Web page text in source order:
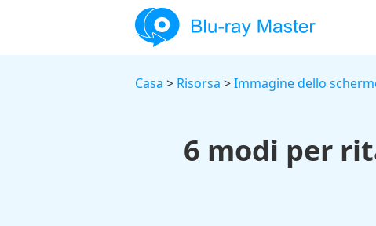
Casa > Risorsa >Immagine dello
6 modi per